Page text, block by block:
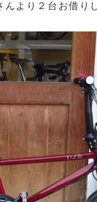
より２台お借り